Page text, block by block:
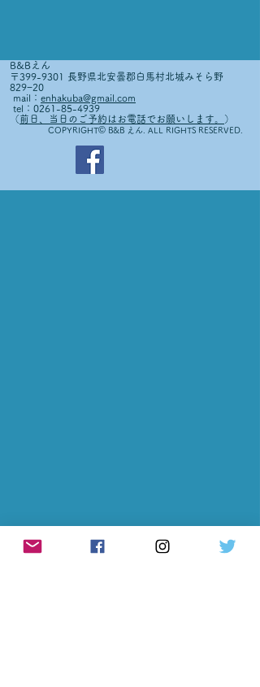
B&Bえん
〒399-9301 長野県北安曇郡白馬村北城みそら野
829−20
mail： enhakuba@gmail.com
tel：0261-85-4939
（ 前日、当日のご予約はお電話でお願いします。 ）
COPYRIGHT© B&B えん. ALL RIGHTS RESERVED.